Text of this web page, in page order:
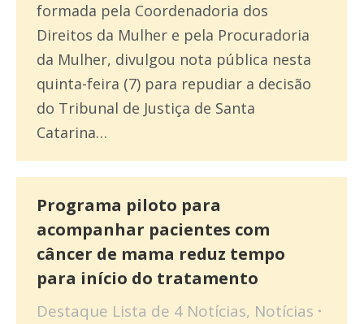
formada pela Coordenadoria dos
Direitos da Mulher e pela Procuradoria
da Mulher, divulgou nota pública nesta
quinta-feira (7) para repudiar a decisão
do Tribunal de Justiça de Santa
Catarina…
Programa piloto para
acompanhar pacientes com
câncer de mama reduz tempo
para início do tratamento
Destaque Lista de 4 Notícias, Notícias